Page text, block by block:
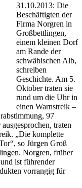
31.10.2013: Die
Beschäftigten der
Firma Norgren in
Großbettlingen,
einem kleinen Dorf
am Rande der
schwäbischen Alb,
schreiben
Geschichte. Am 5.
Oktober traten sie
rund um die Uhr in
einen Warnstreik –
97
traten
„Die komplette
so Jürgen Groß
Norgren, früher
ist führender
vorrangig für